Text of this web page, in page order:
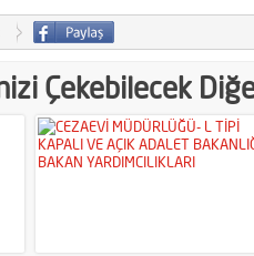
Çekebilecek